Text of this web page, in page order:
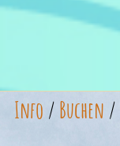
Info / Buchen /